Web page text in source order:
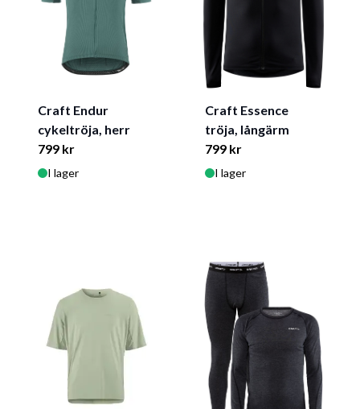
Craft Endur
cykeltröja, herr
799 kr
I lager
Craft Essence
tröja, långärm
799 kr
I lager